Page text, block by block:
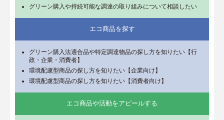
グリーン購入や持続可能な調達の取り組みについて相談したい
エコ商品を探す
グリーン購入法適合品や特定調達物品の探し方を知りたい【行
政・企業・消費者】
環境配慮型商品の探し方を知りたい【企業向け】
環境配慮型商品の探し方を知りたい【消費者向け】
エコ商品や活動をアピールする